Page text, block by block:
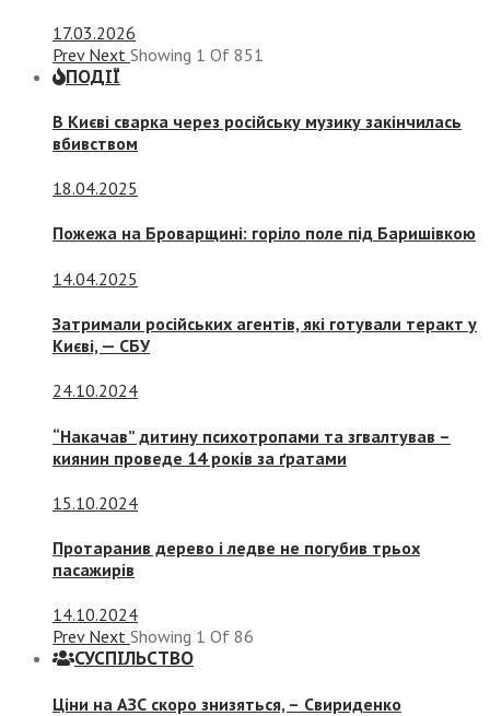
17.03.2026
Prev Next Showing 1 Of 851
ПОДІЇ
В Києві сварка через російську музику закінчилась
вбивством
18.04.2025
Пожежа на Броварщині: горіло поле під Баришівкою
14.04.2025
Затримали російських агентів, які готували теракт у
Києві, — СБУ
24.10.2024
“Накачав” дитину психотропами та згвалтував –
киянин проведе 14 років за ґратами
15.10.2024
Протаранив дерево і ледве не погубив трьох
пасажирів
14.10.2024
Prev Next Showing 1 Of 86
СУСПIЛЬСТВО
Ціни на АЗС скоро знизяться, – Свириденко